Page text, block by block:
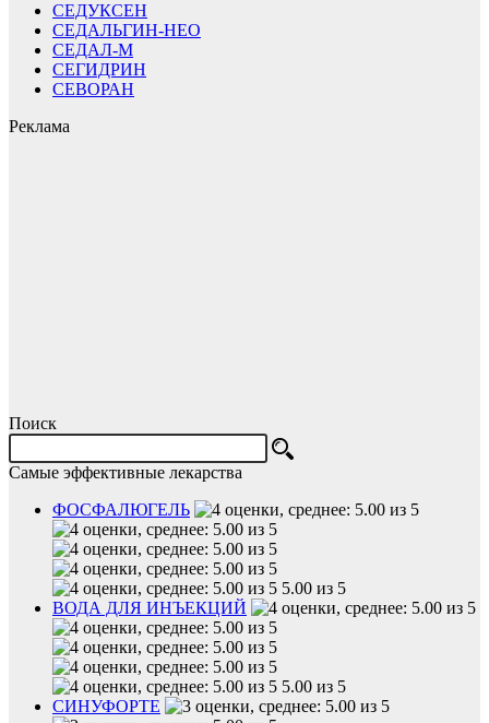
СЕДУКСЕН
СЕДАЛЬГИН-НЕО
СЕДАЛ-М
СЕГИДРИН
СЕВОРАН
Реклама
Поиск
Самые эффективные лекарства
ФОСФАЛЮГЕЛЬ
5.00 из 5
ВОДА ДЛЯ ИНЪЕКЦИЙ
5.00 из 5
СИНУФОРТЕ